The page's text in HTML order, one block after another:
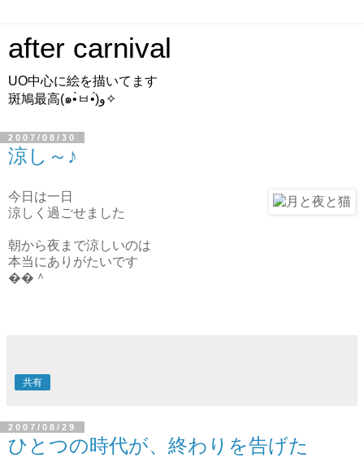
after carnival
UO中心に絵を描いてます
斑鳩最高(๑•̀ㅂ•́)و✧
2007/08/30
涼し～♪
今日は一日
涼しく過ごせました
朝から夜まで涼しいのは
本当にありがたいです
��＾
共有
2007/08/29
ひとつの時代が、終わりを告げた